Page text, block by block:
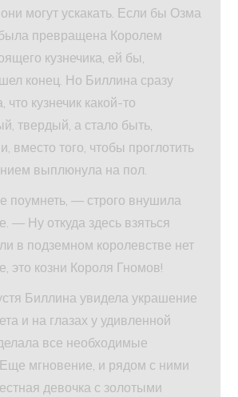
могут ускакать. Если бы Озма
превращена Королем
кузнечика, ей бы,
конец. Но Биллина сразу
что кузнечик какой-то
твердый, а стало быть,
вместо того, чтобы проглотить
выплюнула на пол.
— строго внушила
— Ну откуда здесь взяться
в подземном королевстве нет
это козни Короля Гномов!
Биллина увидела украшение
и на глазах у удивленной
все необходимые
мгновение, и рядом с ними
девочка с золотыми